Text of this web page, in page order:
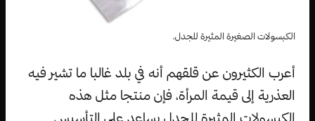
الكبسولات الصغيرة المثيرة للجدل.
أعرب الكثيرون عن قلقهم أنه في بلد غالبا ما تشير فيه
العذرية إلى قيمة المرأة، فإن منتجا مثل هذه